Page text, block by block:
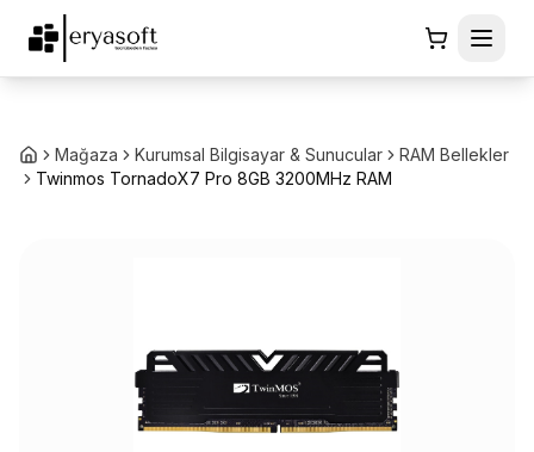
Mağaza Kurumsal Bilgisayar & Sunucular
RAM Bellekler
Twinmos TornadoX7 Pro 8GB 3200MHz RAM